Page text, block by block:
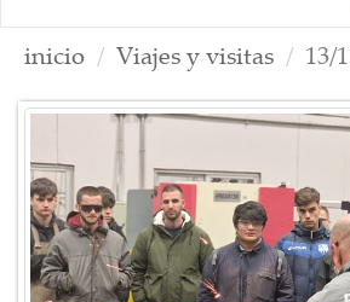
inicio Viajes y visitas 13/